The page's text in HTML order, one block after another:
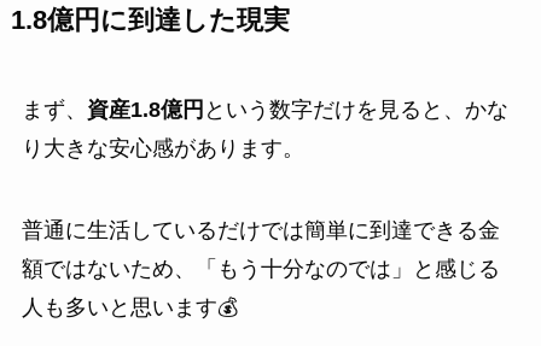
1.8億円に到達した現実
まず、 資産1.8億円 という数字だけを見ると、かな
り大きな安心感があります。
普通に生活しているだけでは簡単に到達できる金
額ではないため、「もう十分なのでは」と感じる
人も多いと思います💰